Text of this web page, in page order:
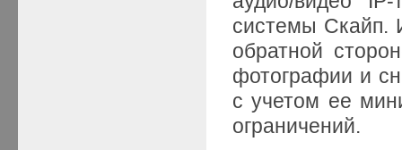
системы Скайп.
обратной
фотографии и
с учетом ее
ограничений.